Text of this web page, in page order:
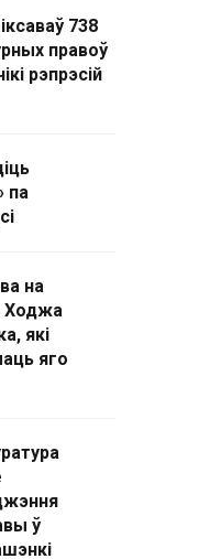
738
правоў
рэпрэсій
па
на
Ходжа
які
яго
ў